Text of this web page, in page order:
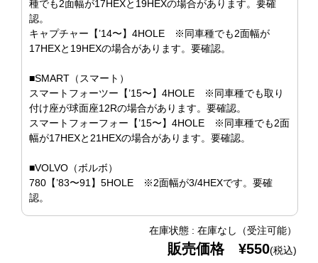
種でも2面幅が17HEXと19HEXの場合があります。要確
認。
キャプチャー【’14〜】4HOLE ※同車種でも2面幅が
17HEXと19HEXの場合があります。要確認。
■SMART（スマート）
スマートフォーツー【’15〜】4HOLE ※同車種でも取り
付け座が球面座12Rの場合があります。要確認。
スマートフォーフォー【’15〜】4HOLE ※同車種でも2面
幅が17HEXと21HEXの場合があります。要確認。
■VOLVO（ボルボ）
780【’83〜91】5HOLE ※2面幅が3/4HEXです。要確
認。
在庫状態 : 在庫なし（受注可能）
販売価格 ¥550(税込)